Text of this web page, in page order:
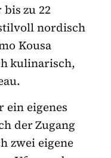
zu 22
nordisch
Kousa
kulinarisch,
ein eigenes
der Zugang
zwei eigene